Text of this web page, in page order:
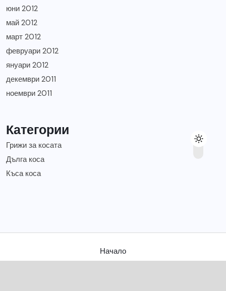
юни 2012
май 2012
март 2012
февруари 2012
януари 2012
декември 2011
ноември 2011
Категории
Грижи за косата
Дълга коса
Къса коса
Начало